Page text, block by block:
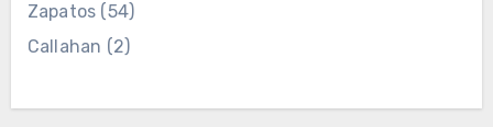
Zapatos (54)
Callahan (2)